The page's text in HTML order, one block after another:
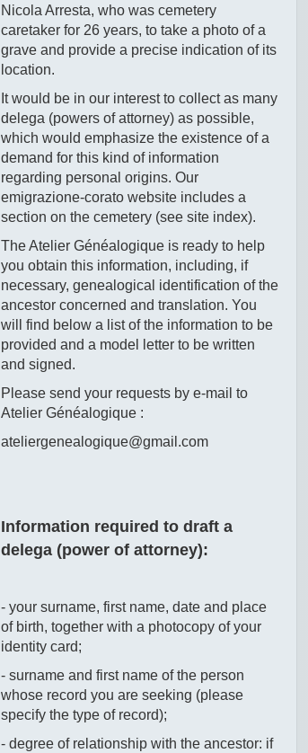
Nicola Arresta, who was cemetery
caretaker for 26 years, to take a photo of a
grave and provide a precise indication of its
location.
It would be in our interest to collect as many
delega (powers of attorney) as possible,
which would emphasize the existence of a
demand for this kind of information
regarding personal origins. Our
emigrazione-corato website includes a
section on the cemetery (see site index).
The Atelier Généalogique is ready to help
you obtain this information, including, if
necessary, genealogical identification of the
ancestor concerned and translation. You
will find below a list of the information to be
provided and a model letter to be written
and signed.
Please send your requests by e-mail to
Atelier Généalogique :
ateliergenealogique@gmail.com
Information required to draft a
delega (power of attorney):
- your surname, first name, date and place
of birth, together with a photocopy of your
identity card;
- surname and first name of the person
whose record you are seeking (please
specify the type of record);
- degree of relationship with the ancestor: if